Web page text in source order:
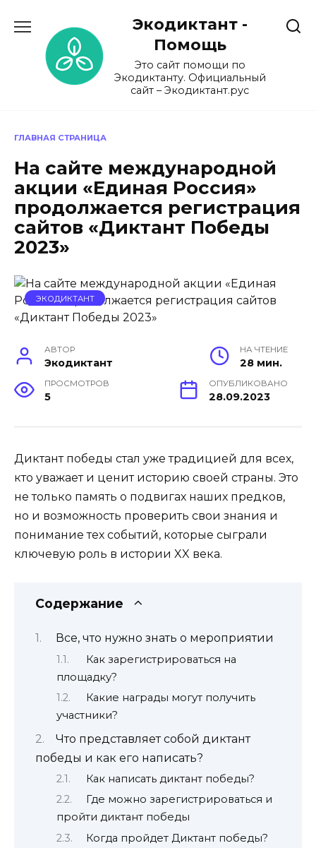
содержанию
Экодиктант -
Помощь
Это сайт помощи по
Экодиктанту. Официальный
сайт – Экодиктант.рус
ГЛАВНАЯ СТРАНИЦА
На сайте международной
акции «Единая Россия»
продолжается регистрация
сайтов «Диктант Победы
2023»
ЭКОДИКТАНТ
АВТОР
Экодиктант
НА ЧТЕНИЕ
28 мин.
ПРОСМОТРОВ
5
ОПУБЛИКОВАНО
28.09.2023
Диктант победы стал уже традицией для всех,
кто уважает и ценит историю своей страны. Это
не только память о подвигах наших предков,
но и возможность проверить свои знания и
понимание тех событий, которые сыграли
ключевую роль в истории XX века.
Содержание
Все, что нужно знать о мероприятии
Как зарегистрироваться на
площадку?
Какие награды могут получить
участники?
Что представляет собой диктант
победы и как его написать?
Как написать диктант победы?
Где можно зарегистрироваться и
пройти диктант победы
Когда пройдет Диктант победы?